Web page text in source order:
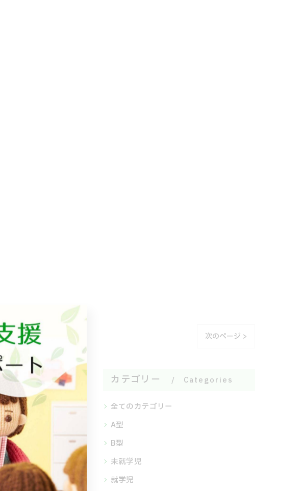
次のページ >
カテゴリー Categories
全てのカテゴリー
A型
B型
未就学児
就学児